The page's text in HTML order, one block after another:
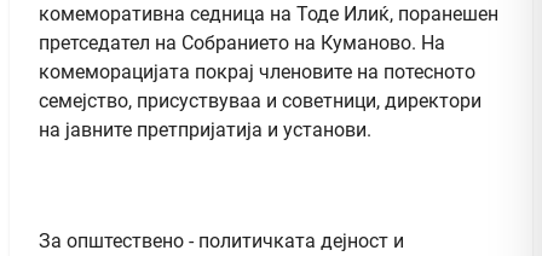
комеморативна седница на Тоде Илиќ, поранешен
претседател на Собранието на Куманово. На
комеморацијата покрај членовите на потесното
семејство, присуствуваа и советници, директори
на јавните претпријатија и установи.
За општествено - политичката дејност и